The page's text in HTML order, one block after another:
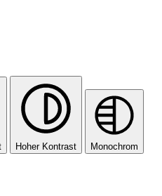
Hoher Kontrast Monochrom